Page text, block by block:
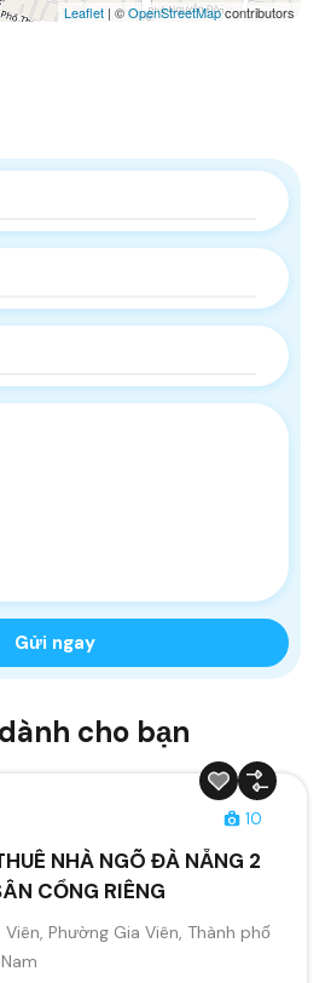
Leaflet | ©OpenStreetMapcontributors
cho bạn
10
NHÀ NGÕ ĐÀ NẴNG 2
CỔNG RIÊNG
Phường Gia Viên, Thành phố